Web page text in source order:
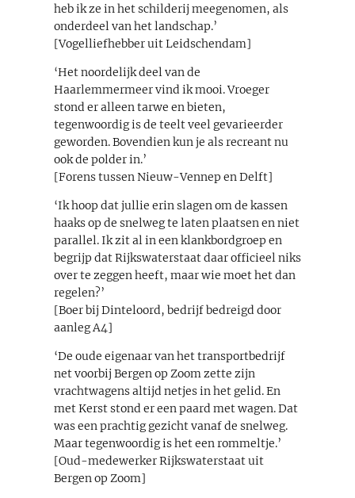
heb ik ze in het schilderij meegenomen, als
onderdeel van het landschap.’
[Vogelliefhebber uit Leidschendam]
‘Het noordelijk deel van de
Haarlemmermeer vind ik mooi. Vroeger
stond er alleen tarwe en bieten,
tegenwoordig is de teelt veel gevarieerder
geworden. Bovendien kun je als recreant nu
ook de polder in.’
[Forens tussen Nieuw-Vennep en Delft]
‘Ik hoop dat jullie erin slagen om de kassen
haaks op de snelweg te laten plaatsen en niet
parallel. Ik zit al in een klankbordgroep en
begrijp dat Rijkswaterstaat daar officieel niks
over te zeggen heeft, maar wie moet het dan
regelen?’
[Boer bij Dinteloord, bedrijf bedreigd door
aanleg A4]
‘De oude eigenaar van het transportbedrijf
net voorbij Bergen op Zoom zette zijn
vrachtwagens altijd netjes in het gelid. En
met Kerst stond er een paard met wagen. Dat
was een prachtig gezicht vanaf de snelweg.
Maar tegenwoordig is het een rommeltje.’
[Oud-medewerker Rijkswaterstaat uit
Bergen op Zoom]